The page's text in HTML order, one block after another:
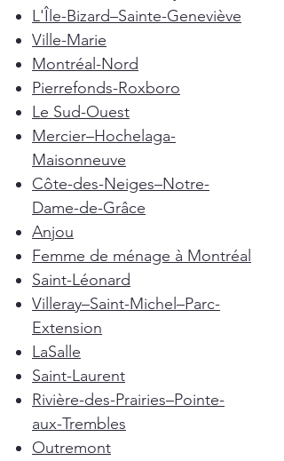
L'Île-Bizard–Sainte-Geneviève
Ville-Marie
Montréal-Nord
Pierrefonds-Roxboro
Le Sud-Ouest
Mercier–Hochelaga-
Maisonneuve
Côte-des-Neiges–Notre-
Dame-de-Grâce
Anjou
Femme de ménage à Montréal
Saint-Léonard
Villeray–Saint-Michel–Parc-
Extension
LaSalle
Saint-Laurent
Rivière-des-Prairies–Pointe-
aux-Trembles
Outremont